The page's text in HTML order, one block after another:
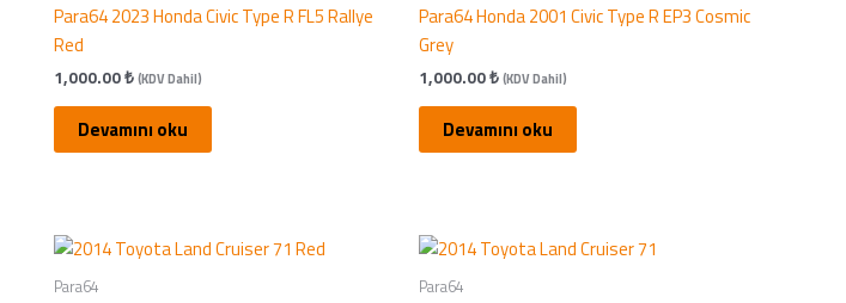
Para64 2023 Honda Civic Type R FL5 Rallye
Red
1,000.00₺(KDV Dahil)
Devamını oku
Para64 Honda 2001 Civic Type R EP3 Cosmic
Grey
1,000.00₺(KDV Dahil)
Devamını oku
Para64 Para64